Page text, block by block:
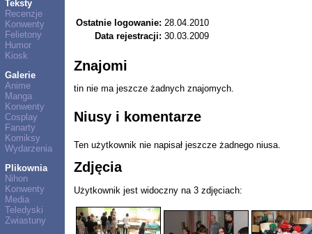
Teksty
Recenzje
Konwenty
Felietony
Humor
Kiosk
Galerie
Anime
Manga
Konwenty
Cosplay
Fanarty
Komiksy
Wydarzenia
Plikownia
Nihon
Konwenty
Media
Teledyski
Zwiastuny
Ostatnie logowanie: 28.04.2010
Data rejestracji: 30.03.2009
Znajomi
tin nie ma jeszcze żadnych znajomych.
Niusy i komentarze
Ten użytkownik nie napisał jeszcze żadnego niusa.
Zdjęcia
Użytkownik jest widoczny na 3 zdjęciach: